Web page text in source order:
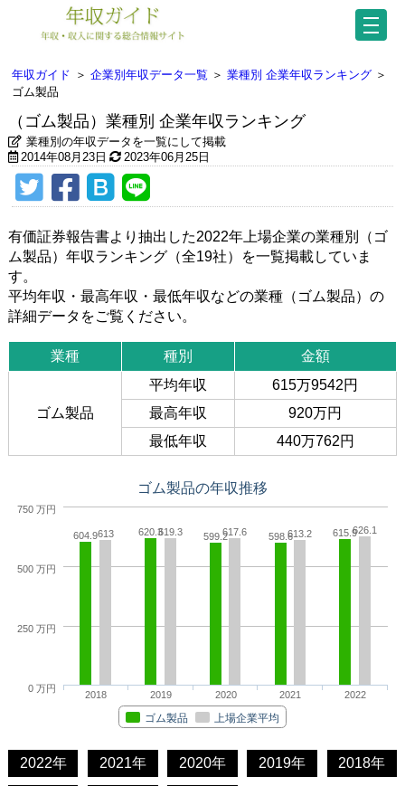
年収ガイド ＞ 企業別年収データ一覧 ＞ 業種別 企業年収ランキング ＞
ゴム製品
（ゴム製品）業種別 企業年収ランキング
業種別の年収データを一覧にして掲載
2014年08月23日
2023年06月25日
有価証券報告書より抽出した2022年上場企業の業種別（ゴ
ム製品）年収ランキング（全19社）を一覧掲載していま
す。
平均年収・最高年収・最低年収などの業種（ゴム製品）の
詳細データをご覧ください。
業種 種別 金額
ゴム製品
平均年収
615万9542円
最高年収
920万円
最低年収
440万762円
ゴム製品の年収推移
604.9 620.3 599.2 598.6 615.9
613 619.3 617.6 613.2 626.1
ゴム製品 上場企業平均
2018 2019 2020 2021 2022
0 万円
250 万円
500 万円
750 万円
2022年 2021年 2020年 2019年 2018年